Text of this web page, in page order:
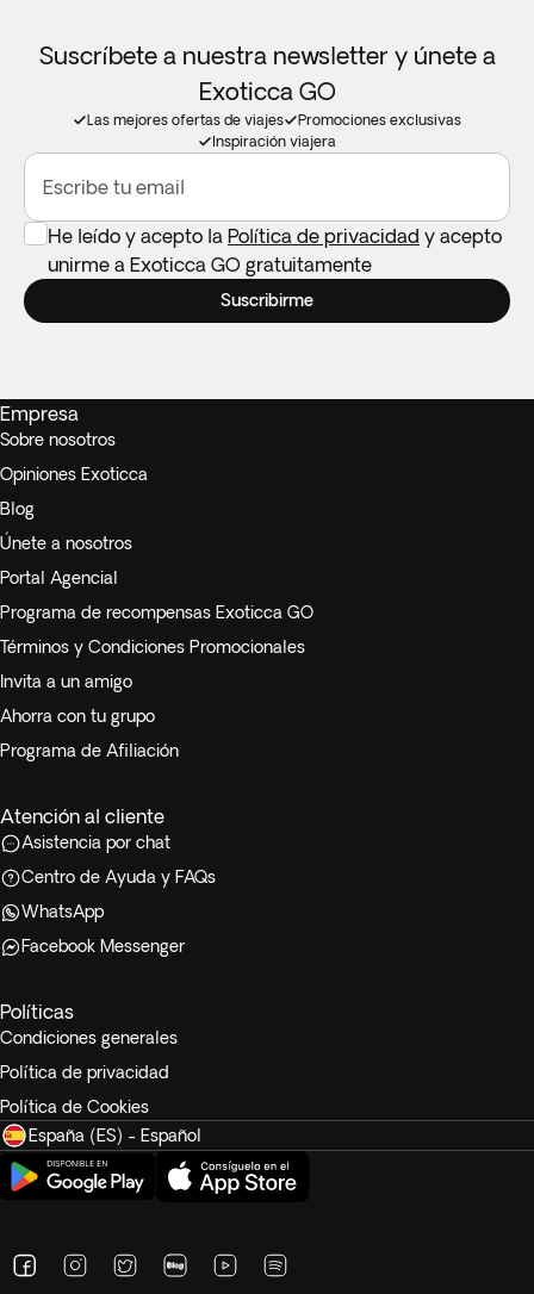
Suscríbete a nuestra newsletter y únete a
Exoticca GO
Las mejores ofertas de viajes
Promociones exclusivas
Inspiración viajera
Escribe tu email
He leído y acepto la Política de privacidad y acepto
unirme a Exoticca GO gratuitamente
Suscribirme
Empresa
Sobre nosotros
Opiniones Exoticca
Blog
Únete a nosotros
Portal Agencial
Programa de recompensas Exoticca GO
Términos y Condiciones Promocionales
Invita a un amigo
Ahorra con tu grupo
Programa de Afiliación
Atención al cliente
Asistencia por chat
Centro de Ayuda y FAQs
WhatsApp
Facebook Messenger
Políticas
Condiciones generales
Política de privacidad
Política de Cookies
España (ES) - Español